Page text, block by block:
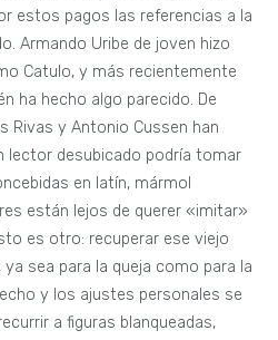
estos pagos las referencias a la
Armando Uribe de joven hizo
Catulo, y más recientemente
ha hecho algo parecido. De
Rivas y Antonio Cussen han
lector desubicado podría tomar
en latín, mármol
están lejos de querer «imitar»
es otro: recuperar ese viejo
sea para la queja como para la
y los ajustes personales se
a figuras blanqueadas,